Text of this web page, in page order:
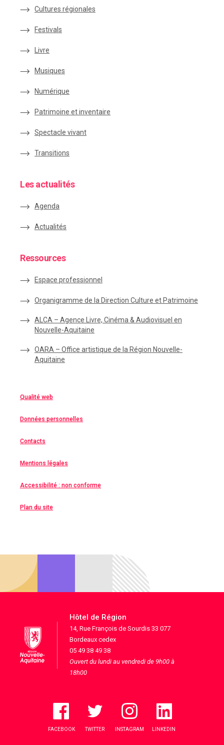
Cultures régionales
Festivals
Livre
Musiques
Numérique
Patrimoine et inventaire
Spectacle vivant
Transitions
Les actualités
Agenda
Actualités
Ressources
Espace professionnel
Organigramme de la Direction Culture et Patrimoine
ALCA – Agence Livre, Cinéma & Audiovisuel en
Nouvelle-Aquitaine
OARA – Office artistique de la Région Nouvelle-
Aquitaine
Qualité web
Données personnelles
Contacts
Mentions légales
Accessibilité : non conforme
Plan du site
Hôtel de Région
14, Rue François de Sourdis 33 077
Bordeaux cedex
05 49 38 49 38
Ouvert du lundi au vendredi de 9h00 à
18h00
FACEBOOK TWITTER INSTAGRAM LINKEDIN